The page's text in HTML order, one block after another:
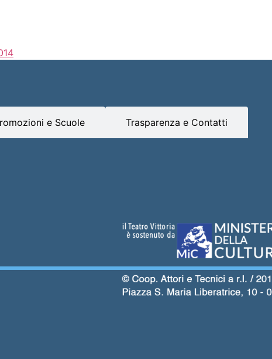
e Scuole Trasparenza e Contatti